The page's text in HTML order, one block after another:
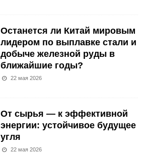
Останется ли Китай мировым
лидером по выплавке стали и
добыче железной руды в
ближайшие годы?
22 мая 2026
От сырья — к эффективной
энергии: устойчивое будущее
угля
22 мая 2026